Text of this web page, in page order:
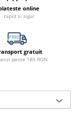
online
rapid si sigur
gratuit
peste 180 RON